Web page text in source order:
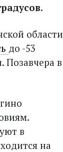
области
до -53
Позавчера в
в
на